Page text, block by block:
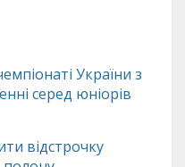
України з
серед юніорів
відстрочку